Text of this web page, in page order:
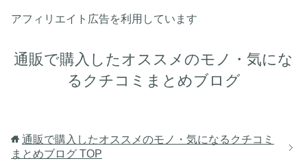
アフィリエイト広告を利用しています
通販で購入したオススメのモノ・気にな
るクチコミまとめブログ
通販で購入したオススメのモノ・気になるクチコミ
まとめブログ TOP